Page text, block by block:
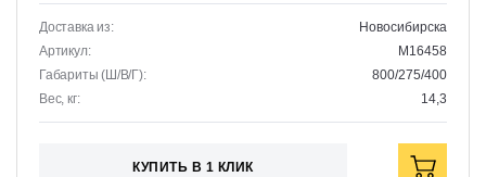
Доставка из:
Новосибирска
Артикул:
M16458
Габариты (Ш/В/Г):
800/275/400
Вес, кг:
14,3
КУПИТЬ В 1 КЛИК